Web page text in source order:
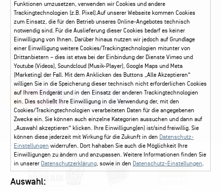
Service
Kontakt Leichte Sprache
FAQ / Hilfe
Ticketshop Hamburg
Gutscheine
Callback-Service
Ticketservice 040 - 413 22 60
Social Media
Instagram Facebook
Funktionen umzusetzen, verwenden wir Cookies und andere
Trackingtechnologien (z.B. Pixel).Auf unserer Webseite kommen Cookies
zum Einsatz, die für den Betrieb unseres Online-Angebotes technisch
notwendig sind. Für die Auslieferung dieser Cookies bedarf es keiner
Einwilligung von Ihnen. Darüber hinaus nutzen wir jedoch auf Grundlage
einer Einwilligung weitere Cookies/Trackingtechnologien mitunter von
Drittanbietern – dies ist etwa bei der Einbindung der Dienste Vimeo und
Youtube (Videos), Soundcloud (Musik-Player), Google Maps und Meta
(Marketing) der Fall. Mit dem Anklicken des Buttons „Alle Akzeptieren“
willigen Sie in die Speicherung dieser technisch nicht erforderlichen Cookies
auf Ihrem Endgerät und in den Einsatz der anderen Trackingtechnologien
ein. Dies schließt Ihre Einwilligung in die Verwendung der, mit den
Cookies/Trackingtechnologien verarbeiteten Daten für die angegebenen
Zwecke ein. Sie können auch einzelne Kategorien aussuchen und dann auf
„Auswahl akzeptieren“ klicken. Ihre Einwilligung(en) ist/sind freiwillig. Sie
können diese jederzeit mit Wirkung für die Zukunft in den Datenschutz-
Einstellungen widerrufen. Dort hahaben Sie auch die Möglichkeit Ihre
Einwilligungen zu ändern und anzupassen. Weitere Informationen finden Sie
in unserer Datenschutzerklärung, sowie in den Datenschutz-Einstellungen.
Auswahl: